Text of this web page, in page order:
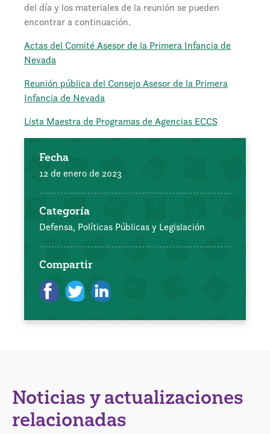
del día y los materiales de la reunión se pueden
encontrar a continuación.
Actas del Comité Asesor de la Primera Infancia de
Nevada
Reunión pública del Consejo Asesor de la Primera
Infancia de Nevada
Lista Maestra de Programas de Agencias ECCS
Fecha
12 de enero de 2023
Categoría
Defensa, Políticas Públicas y Legislación
Compartir
Noticias y actualizaciones
relacionadas